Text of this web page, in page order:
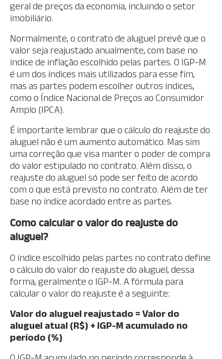
geral de preços da economia, incluindo o setor
imobiliário.
Normalmente, o contrato de aluguel prevê que o
valor seja reajustado anualmente, com base no
índice de inflação escolhido pelas partes. O IGP-M
é um dos índices mais utilizados para esse fim,
mas as partes podem escolher outros índices,
como o Índice Nacional de Preços ao Consumidor
Amplo (IPCA).
É importante lembrar que o cálculo do reajuste do
aluguel não é um aumento automático. Mas sim
uma correção que visa manter o poder de compra
do valor estipulado no contrato. Além disso, o
reajuste do aluguel só pode ser feito de acordo
com o que está previsto no contrato. Além de ter
base no índice acordado entre as partes.
Como calcular o valor do reajuste do
aluguel?
O índice escolhido pelas partes no contrato define
o cálculo do valor do reajuste do aluguel, dessa
forma, geralmente o IGP-M. A fórmula para
calcular o valor do reajuste é a seguinte:
Valor do aluguel reajustado = Valor do
aluguel atual (R$) + IGP-M acumulado no
período (%)